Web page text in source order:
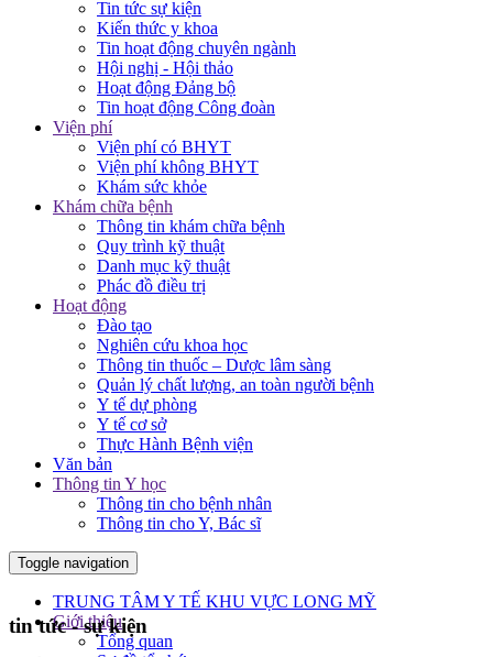
Tin tức sự kiện
Kiến thức y khoa
Tin hoạt động chuyên ngành
Hội nghị - Hội thảo
Hoạt động Đảng bộ
Tin hoạt động Công đoàn
Viện phí
Viện phí có BHYT
Viện phí không BHYT
Khám sức khỏe
Khám chữa bệnh
Thông tin khám chữa bệnh
Quy trình kỹ thuật
Danh mục kỹ thuật
Phác đồ điều trị
Hoạt động
Đào tạo
Nghiên cứu khoa học
Thông tin thuốc – Dược lâm sàng
Quản lý chất lượng, an toàn người bệnh
Y tế dự phòng
Y tế cơ sở
Thực Hành Bệnh viện
Văn bản
Thông tin Y học
Thông tin cho bệnh nhân
Thông tin cho Y, Bác sĩ
Toggle navigation
TRUNG TÂM Y TẾ KHU VỰC LONG MỸ
Giới thiệu
Tổng quan
tin tức - sự kiện